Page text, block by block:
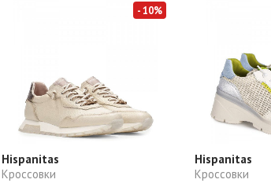
- 10%
Hispanitas
Кроссовки
Hispanitas
Кроссовки